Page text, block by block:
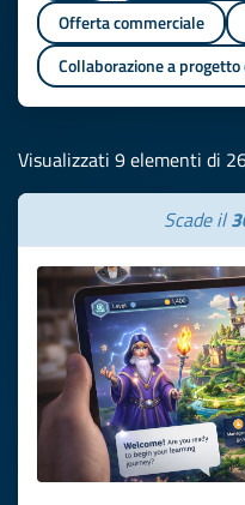
Offerta commerciale
Collaborazione a
Visualizzati 9 elementi di
Scade il